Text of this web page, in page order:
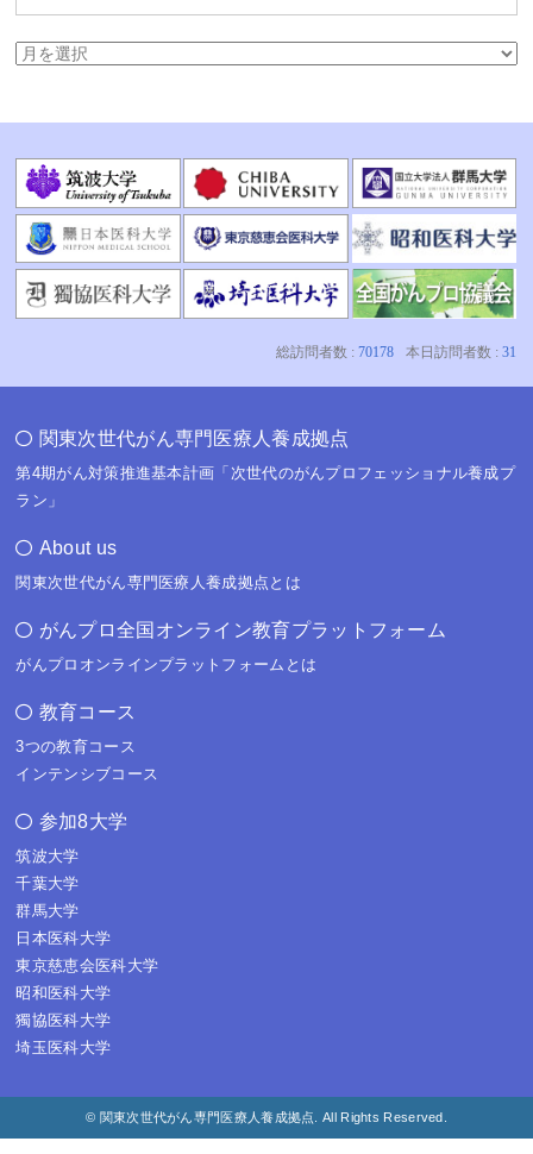
関東次世代がん専門医療人養成拠点
第4期がん対策推進基本計画「次世代のがんプロフェッショナル養成プ
ラン」
About us
関東次世代がん専門医療人養成拠点とは
がんプロ全国オンライン教育プラットフォーム
がんプロオンラインプラットフォームとは
教育コース
3つの教育コース
インテンシブコース
参加8大学
筑波大学
千葉大学
群馬大学
日本医科大学
東京慈恵会医科大学
昭和医科大学
獨協医科大学
埼玉医科大学
© 関東次世代がん専門医療人養成拠点. All Rights Reserved.